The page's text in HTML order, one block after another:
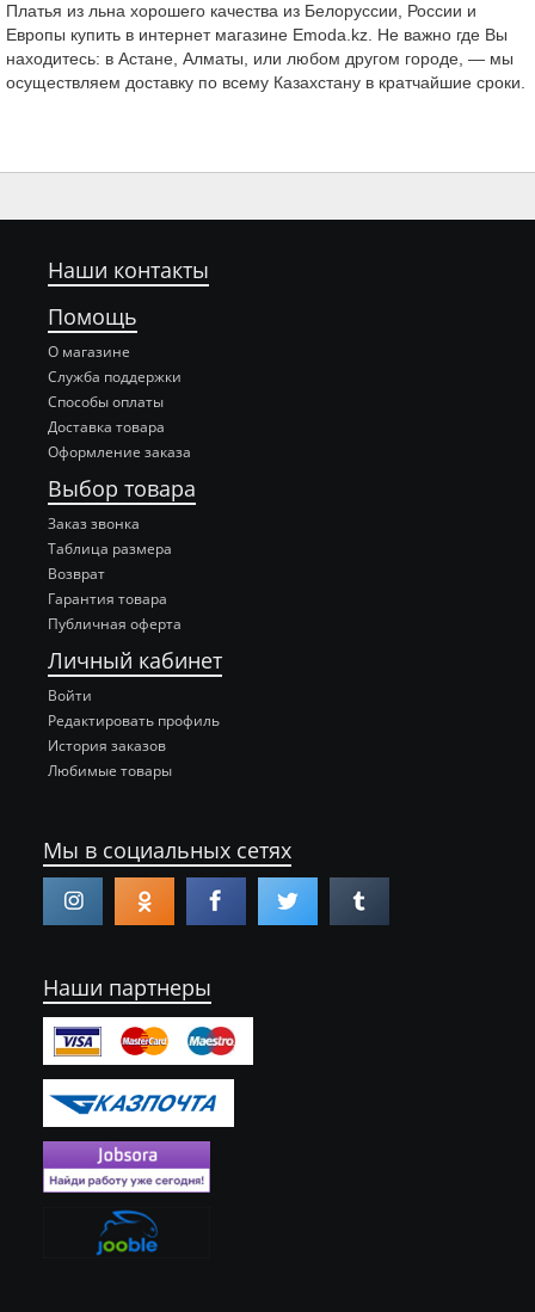
Платья из льна хорошего качества из Белоруссии, России и
Европы купить в интернет магазине Emoda.kz. Не важно где Вы
находитесь: в Астане, Алматы, или любом другом городе, — мы
осуществляем доставку по всему Казахстану в кратчайшие сроки.
Наши контакты
Помощь
О магазине
Служба поддержки
Способы оплаты
Доставка товара
Оформление заказа
Выбор товара
Заказ звонка
Таблица размера
Возврат
Гарантия товара
Публичная оферта
Личный кабинет
Войти
Редактировать профиль
История заказов
Любимые товары
Мы в социальных сетях
Наши партнеры